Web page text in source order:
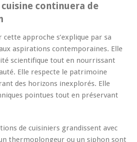
continuera de
approche s’explique par sa
aspirations contemporaines. Elle
scientifique tout en nourrissant
Elle respecte le patrimoine
des horizons inexplorés. Elle
pointues tout en préservant
de cuisiniers grandissent avec
thermoplongeur ou un siphon sont